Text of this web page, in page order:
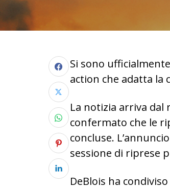
Si sono ufficialmente
action che adatta la
La notizia arriva dal
confermato che le
concluse.
sessione di riprese
DeBlois ha